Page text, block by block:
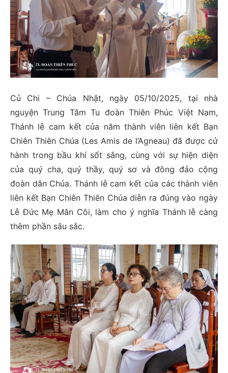
Củ Chi – Chúa Nhật, ngày 05/10/2025, tại nhà
nguyện Trung Tâm Tu đoàn Thiên Phúc Việt Nam,
Thánh lễ cam kết của năm thành viên liên kết Bạn
Chiên Thiên Chúa (Les Amis de l’Agneau) đã được cử
hành trong bầu khí sốt sắng, cùng với sự hiện diện
của quý cha, quý thầy, quý sơ và đông đảo cộng
đoàn dân Chúa. Thánh lễ cam kết của các thành viên
liên kết Bạn Chiên Thiên Chúa diễn ra đúng vào ngày
Lễ Đức Mẹ Mân Côi, làm cho ý nghĩa Thánh lễ càng
thêm phần sâu sắc.